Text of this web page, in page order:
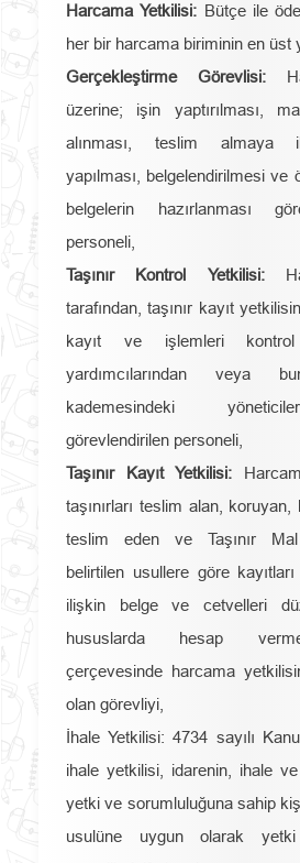
Harcama Yetkilisi: Bütçe ile
her bir harcama biriminin en üst
Gerçekleştirme Görevlisi:
üzerine; işin yaptırılması,
alınması, teslim almaya
yapılması, belgelendirilmesi ve
belgelerin hazırlanması
personeli,
Taşınır Kontrol Yetkilisi:
tarafından, taşınır kayıt
kayıt ve işlemleri
yardımcılarından veya
kademesindeki
görevlendirilen personeli,
Taşınır Kayıt Yetkilisi:
taşınırları teslim alan, koruyan,
teslim eden ve Taşınır Mal
belirtilen usullere göre
ilişkin belge ve cetvelleri
hususlarda hesap
çerçevesinde harcama
olan görevliyi,
İhale Yetkilisi: 4734 sayılı
ihale yetkilisi, idarenin, ihale
yetki ve sorumluluğuna sahip
usulüne uygun olarak yetki